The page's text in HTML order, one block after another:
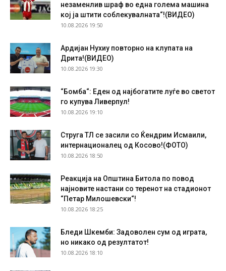
незаменлив шраф во една голема машина
кој ја штити соблекувалната“!(ВИДЕО)
10.08.2026 19:50
Ардијан Нухиу повторно на клупата на
Дрита!(ВИДЕО)
10.08.2026 19:30
“Бомба“: Еден од најбогатите луѓе во светот
го купува Ливерпул!
10.08.2026 19:10
Струга ТЛ се засили со Ќендрим Исмаили,
интернационалец од Косово!(ФОТО)
10.08.2026 18:50
Реакција на Општина Битола по повод
најновите настани со теренот на стадионот
“Петар Милошевски“!
10.08.2026 18:25
Бледи Шкемби: Задоволен сум од играта,
но никако од резултатот!
10.08.2026 18:10